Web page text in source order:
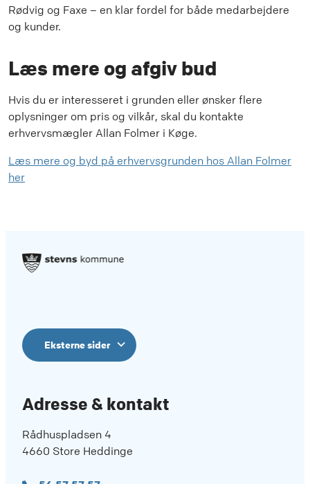
Rødvig og Faxe – en klar fordel for både medarbejdere
og kunder.
Læs mere og afgiv bud
Hvis du er interesseret i grunden eller ønsker flere
oplysninger om pris og vilkår, skal du kontakte
erhvervsmægler Allan Folmer i Køge.
Læs mere og byd på erhvervsgrunden hos Allan Folmer
her
Eksterne sider
Adresse & kontakt
Rådhuspladsen 4
4660 Store Heddinge